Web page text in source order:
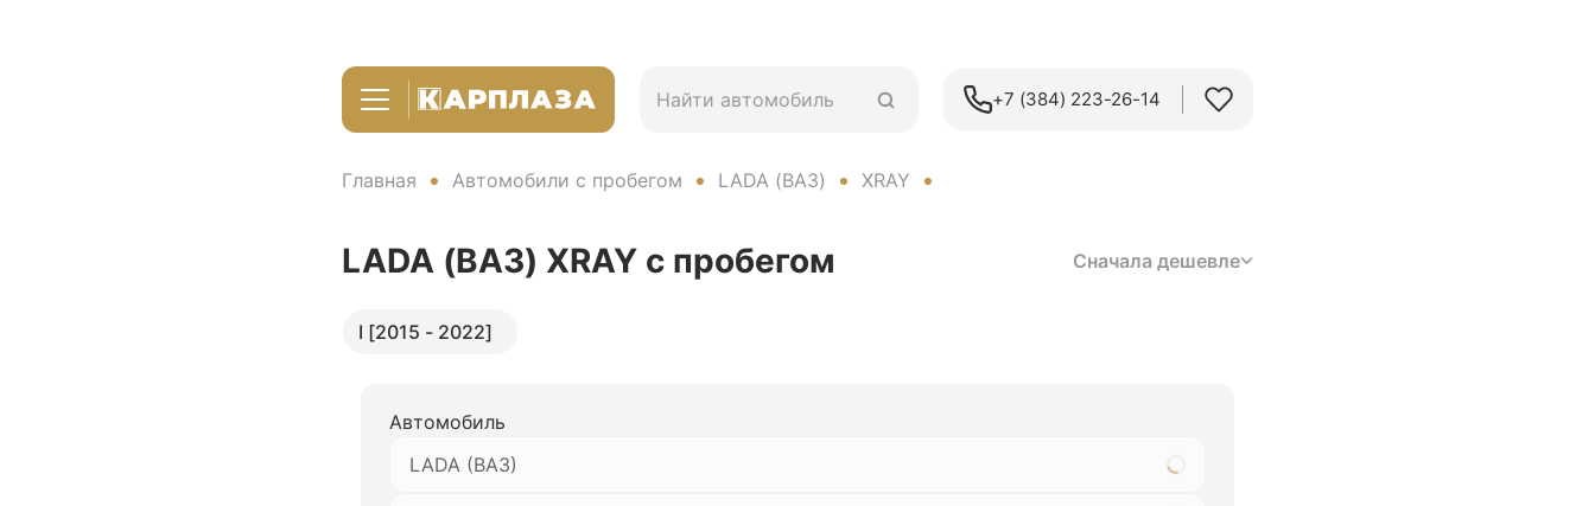
+7 (384) 223-26-14‬
Главная Автомобили с пробегом LADA (ВАЗ) XRAY
LADA (ВАЗ) XRAY с пробегом Сначала дешевле
I [2015 - 2022]
Автомобиль
LADA (ВАЗ)